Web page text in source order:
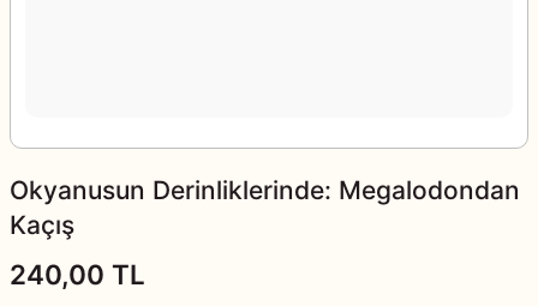
Okyanusun Derinliklerinde: Megalodondan
Kaçış
240,00 TL